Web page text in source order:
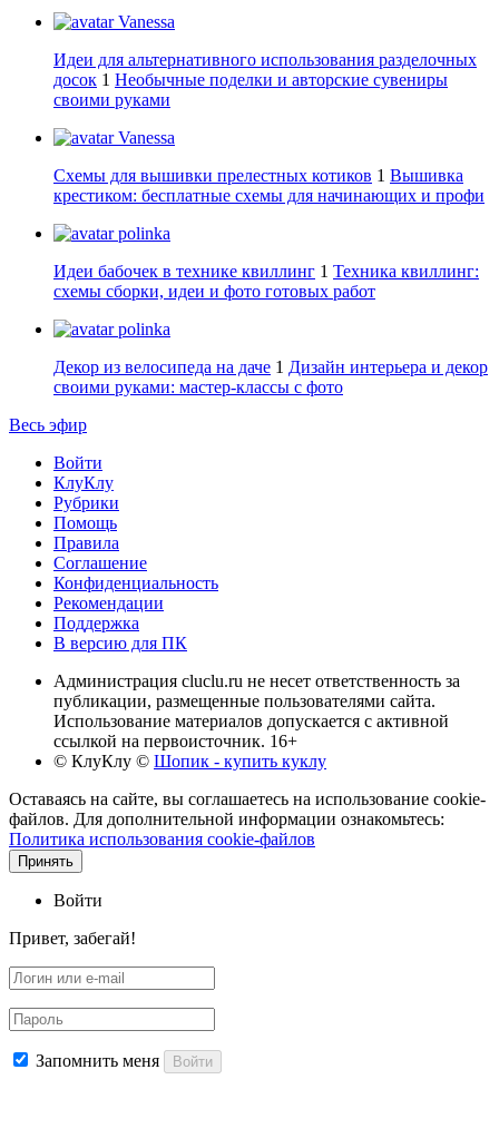
Vanessa
Идеи для альтернативного использования разделочных
досок 1 Необычные поделки и авторские сувениры
своими руками
Vanessa
Схемы для вышивки прелестных котиков 1 Вышивка
крестиком: бесплатные схемы для начинающих и профи
polinka
Идеи бабочек в технике квиллинг 1 Техника квиллинг:
схемы сборки, идеи и фото готовых работ
polinka
Декор из велосипеда на даче 1 Дизайн интерьера и декор
своими руками: мастер-классы с фото
Весь эфир
Войти
КлуКлу
Рубрики
Помощь
Правила
Соглашение
Конфиденциальность
Рекомендации
Поддержка
В версию для ПК
Администрация cluclu.ru не несет ответственность за
публикации, размещенные пользователями сайта.
Использование материалов допускается с активной
ссылкой на первоисточник. 16+
© КлуКлу © Шопик - купить куклу
Оставаясь на сайте, вы соглашаетесь на использование cookie-
файлов. Для дополнительной информации ознакомьтесь:
Политика использования cookie-файлов
Принять
Войти
Привет, забегай!
Запомнить меня Войти